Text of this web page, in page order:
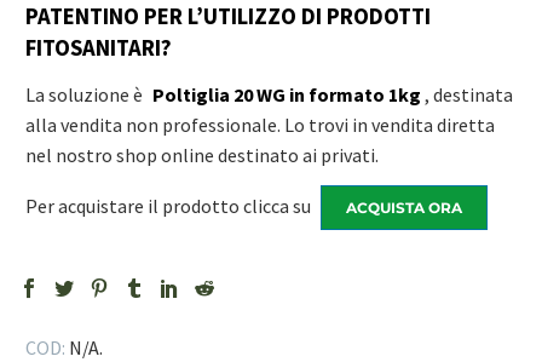
PATENTINO PER L’UTILIZZO DI PRODOTTI
FITOSANITARI?
La soluzione è Poltiglia 20 WG in formato 1kg , destinata
alla vendita non professionale. Lo trovi in vendita diretta
nel nostro shop online destinato ai privati.
Per acquistare il prodotto clicca su ACQUISTA ORA
COD: N/A.